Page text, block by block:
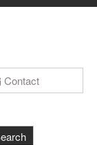
Contact